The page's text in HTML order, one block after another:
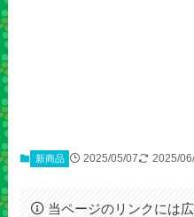
新商品 2025/05/07 2025/
当ページのリンクには